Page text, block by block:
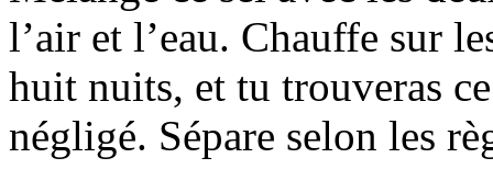
l’air et l’eau. Chauffe sur
huit nuits, et tu trouveras
négligé. Sépare selon les